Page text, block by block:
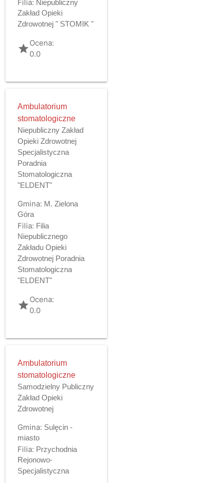
Filia: Niepubliczny
Zakład Opieki
Zdrowotnej " STOMIK "
gradeOcena:
0.0
Ambulatorium
stomatologiczne
Niepubliczny Zakład
Opieki Zdrowotnej
Specjalistyczna
Poradnia
Stomatologiczna
"ELDENT"
Gmina: M. Zielona
Góra
Filia: Filia
Niepublicznego
Zakładu Opieki
Zdrowotnej Poradnia
Stomatologiczna
"ELDENT"
gradeOcena:
0.0
Ambulatorium
stomatologiczne
Samodzielny Publiczny
Zakład Opieki
Zdrowotnej
Gmina: Sulęcin -
miasto
Filia: Przychodnia
Rejonowo-
Specjalistyczna